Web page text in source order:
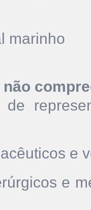
marinho
e
e